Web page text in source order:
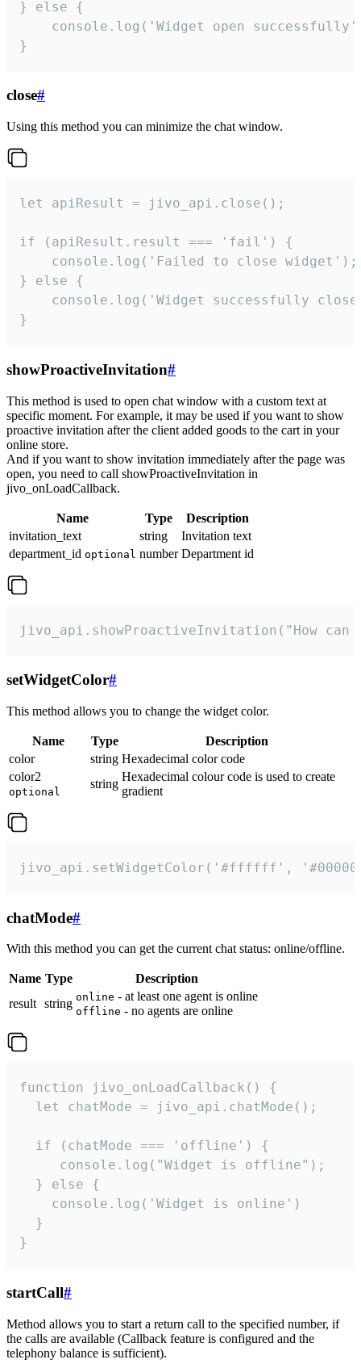
} else {
console.log('Widget open
}
close#
Using this method you can minimize the chat window.
let apiResult = jivo_api.close();
if (apiResult.result === 'fail') {
    console.log('Failed to close widget');
} else {
console.log('Widget successfully
}
showProactiveInvitation#
This method is used to open chat window with a custom text at
specific moment. For example, it may be used if you want to show
proactive invitation after the client added goods to the cart in your
online store.
And if you want to show invitation immediately after the page was
open, you need to call showProactiveInvitation in
jivo_onLoadCallback.
Name Type
Description
invitation_text
string
Invitation text
department_id optional number Department id
jivo_api.showProactiveInvitation("How
setWidgetColor#
This method allows you to change the widget color.
Name Type
Description
color
string Hexadecimal color code
color2
optional
string
Hexadecimal colour code is used to create
gradient
jivo_api.setWidgetColor('#ffffff',
chatMode#
With this method you can get the current chat status: online/offline.
Name Type
Description
result string online - at least one agent is online
offline - no agents are online
function jivo_onLoadCallback() {
  let chatMode = jivo_api.chatMode();
  if (chatMode === 'offline') {
     console.log("Widget is offline");
  } else {
    console.log('Widget is online')
  }
}
startCall#
Method allows you to start a return call to the specified number, if
the calls are available (Callback feature is configured and the
telephony balance is sufficient).